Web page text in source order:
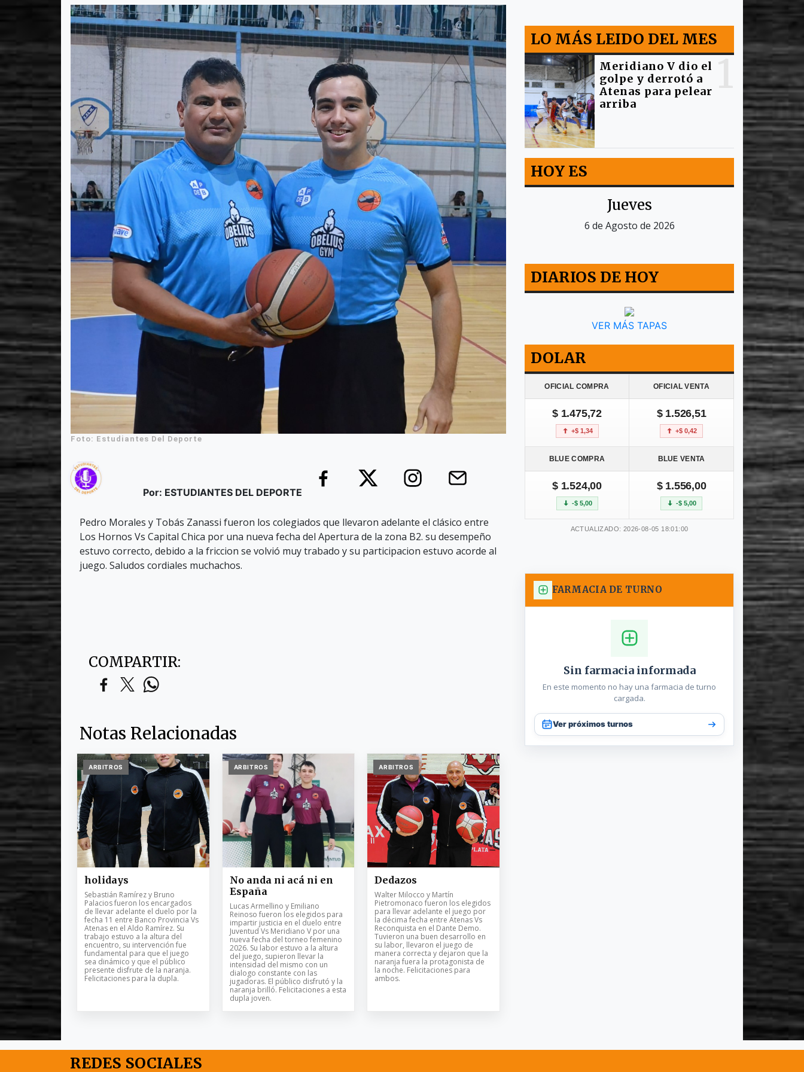
Foto: Estudiantes Del Deporte
Por: ESTUDIANTES DEL DEPORTE
Pedro Morales y Tobás Zanassi fueron los colegiados que llevaron adelante el clásico entre
Los Hornos Vs Capital Chica por una nueva fecha del Apertura de la zona B2. su desempeño
estuvo correcto, debido a la friccion se volvió muy trabado y su participacion estuvo acorde al
juego. Saludos cordiales muchachos.
COMPARTIR:
Notas Relacionadas
ARBITROS
holidays
Sebastián Ramírez y Bruno
Palacios fueron los encargados
de llevar adelante el duelo por la
fecha 11 entre Banco Provincia Vs
Atenas en el Aldo Ramírez. Su
trabajo estuvo a la altura del
encuentro, su intervención fue
fundamental para que el juego
sea dinámico y que el público
presente disfrute de la naranja.
Felicitaciones para la dupla.
ARBITROS
No anda ni acá ni en
España
Lucas Armellino y Emiliano
Reinoso fueron los elegidos para
impartir justicia en el duelo entre
Juventud Vs Meridiano V por una
nueva fecha del torneo femenino
2026. Su labor estuvo a la altura
del juego, supieron llevar la
intensidad del mismo con un
dialogo constante con las
jugadoras. El público disfrutó y la
naranja brilló. Felicitaciones a esta
dupla joven.
ARBITROS
Dedazos
Walter Milocco y Martín
Pietromonaco fueron los elegidos
para llevar adelante el juego por
la décima fecha entre Atenas Vs
Reconquista en el Dante Demo.
Tuvieron una buen desarrollo en
su labor, llevaron el juego de
manera correcta y dejaron que la
naranja fuera la protagonista de
la noche. Felicitaciones para
ambos.
LO MÁS LEIDO DEL MES
Meridiano V dio el
golpe y derrotó a
Atenas para pelear
arriba
HOY ES
Jueves
6 de Agosto de 2026
DIARIOS DE HOY
VER MÁS TAPAS
DOLAR
OFICIAL COMPRA OFICIAL VENTA
$ 1.475,72
+$ 1,34
$ 1.526,51
+$ 0,42
BLUE COMPRA BLUE VENTA
$ 1.524,00
-$ 5,00
$ 1.556,00
-$ 5,00
ACTUALIZADO: 2026-08-05 18:01:00
FARMACIA DE TURNO
Sin farmacia informada
En este momento no hay una farmacia de turno
cargada.
Ver próximos turnos
REDES SOCIALES